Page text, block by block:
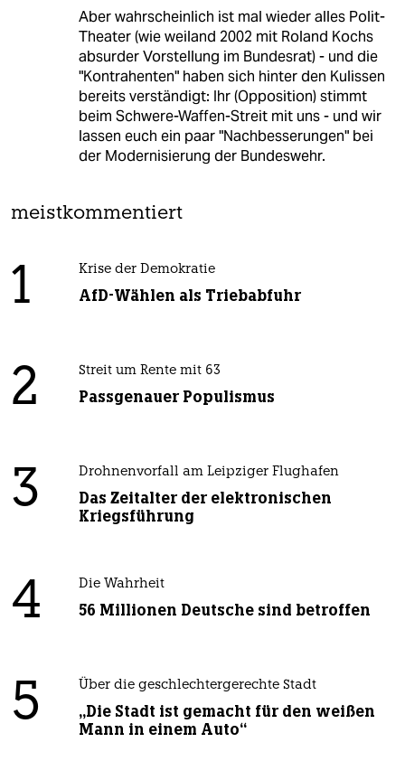
Aber wahrscheinlich ist mal wieder alles Polit-
Theater (wie weiland 2002 mit Roland Kochs
absurder Vorstellung im Bundesrat) - und die
"Kontrahenten" haben sich hinter den Kulissen
bereits verständigt: Ihr (Opposition) stimmt
beim Schwere-Waffen-Streit mit uns - und wir
lassen euch ein paar "Nachbesserungen" bei
der Modernisierung der Bundeswehr.
meistkommentiert
1 Krise der Demokratie
AfD-Wählen als Triebabfuhr
2 Streit um Rente mit 63
Passgenauer Populismus
3 Drohnenvorfall am Leipziger Flughafen
Das Zeitalter der elektronischen
Kriegsführung
4 Die Wahrheit
56 Millionen Deutsche sind betroffen
5 Über die geschlechtergerechte Stadt
„Die Stadt ist gemacht für den weißen
Mann in einem Auto“